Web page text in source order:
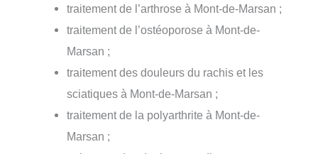
traitement de l’arthrose à Mont-de-Marsan ;
traitement de l’ostéoporose à Mont-de-
Marsan ;
traitement des douleurs du rachis et les
sciatiques à Mont-de-Marsan ;
traitement de la polyarthrite à Mont-de-
Marsan ;